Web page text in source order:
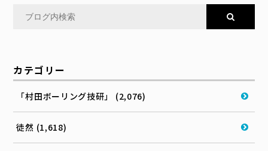
カテゴリー
「村田ボーリング技研」 (2,076)
徒然 (1,618)